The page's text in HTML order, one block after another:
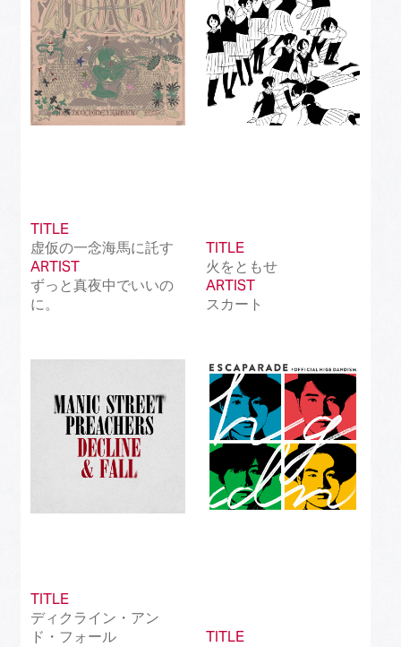
TITLE
虚仮の一念海馬に託す
ARTIST
ずっと真夜中でいいの
に。
TITLE
火をともせ
ARTIST
スカート
TITLE
ディクライン・アン
ド・フォール
TITLE